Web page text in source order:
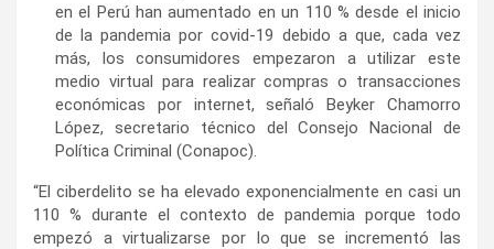
en el Perú han aumentado en un 110 % desde el inicio
de la pandemia por covid-19 debido a que, cada vez
más, los consumidores empezaron a utilizar este
medio virtual para realizar compras o transacciones
económicas por internet, señaló Beyker Chamorro
López, secretario técnico del Consejo Nacional de
Política Criminal (Conapoc).
“El ciberdelito se ha elevado exponencialmente en casi un
110 % durante el contexto de pandemia porque todo
empezó a virtualizarse por lo que se incrementó las